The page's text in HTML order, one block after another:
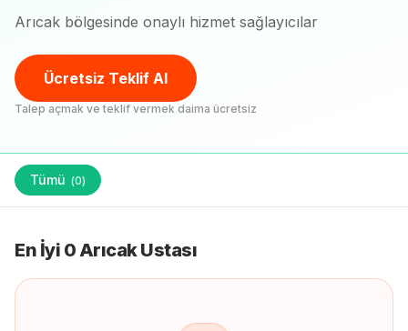
Arıcak bölgesinde onaylı hizmet sağlayıcılar
Ücretsiz Teklif Al
Talep açmak ve teklif vermek daima ücretsiz
Tümü (0)
En İyi 0 Arıcak Ustası